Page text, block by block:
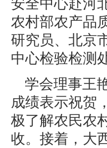
安全中心赴河
农村部农产品
研究员、北京
中心检验检测
学会理事王
成绩表示祝贺
极了解农民农
收。接着，大